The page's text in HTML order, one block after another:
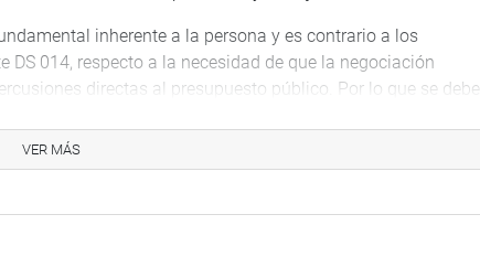
inherente a la persona y es contrario a los
014, respecto a la necesidad de que la negociación
directas al presupuesto público. Por lo que se debe
concluyó la parlamentaria.
VER MÁS